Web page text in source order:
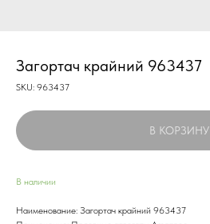
Загортач крайний 963437
SKU: 963437
В КОРЗИНУ
В наличии
Наименование: Загортач крайний 963437